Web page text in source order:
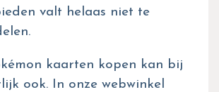
valt helaas niet te
kaarten kopen kan bij
ook. In onze webwinkel